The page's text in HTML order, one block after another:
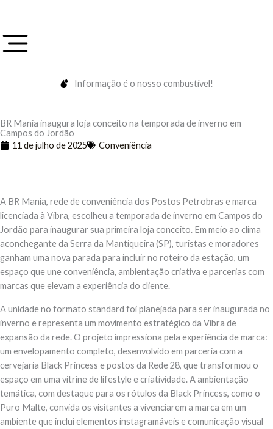
o
conteúdo
Informação é o nosso combustível!
BR Mania inaugura loja conceito na temporada de inverno em
Campos do Jordão
11 de julho de 2025
Conveniência
A BR Mania, rede de conveniência dos Postos Petrobras e marca
licenciada à Vibra, escolheu a temporada de inverno em Campos do
Jordão para inaugurar sua primeira loja conceito. Em meio ao clima
aconchegante da Serra da Mantiqueira (SP), turistas e moradores
ganham uma nova parada para incluir no roteiro da estação, um
espaço que une conveniência, ambientação criativa e parcerias com
marcas que elevam a experiência do cliente.
A unidade no formato standard foi planejada para ser inaugurada no
inverno e representa um movimento estratégico da Vibra de
expansão da rede. O projeto impressiona pela experiência de marca:
um envelopamento completo, desenvolvido em parceria com a
cervejaria Black Princess e postos da Rede 28, que transformou o
espaço em uma vitrine de lifestyle e criatividade. A ambientação
temática, com destaque para os rótulos da Black Princess, como o
Puro Malte, convida os visitantes a vivenciarem a marca em um
ambiente que inclui elementos instagramáveis e comunicação visual